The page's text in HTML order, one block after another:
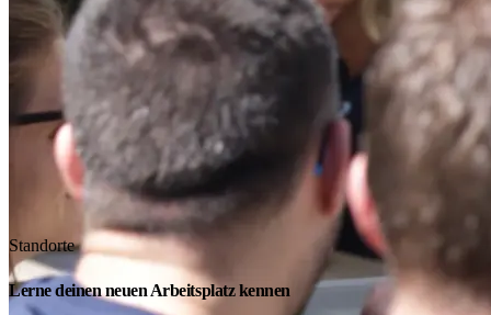
Standorte
Lerne deinen neuen Arbeitsplatz kennen